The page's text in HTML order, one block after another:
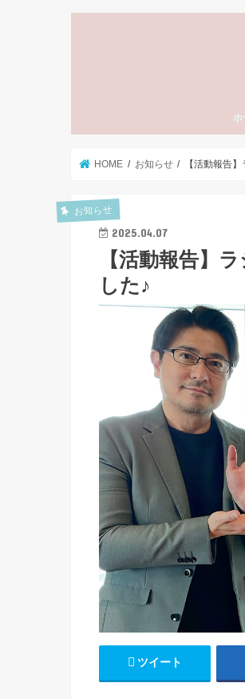
ホ
HOME お知らせ 【活動報告
お知らせ
2025.04.07
【活動報告】
した♪
ツイート